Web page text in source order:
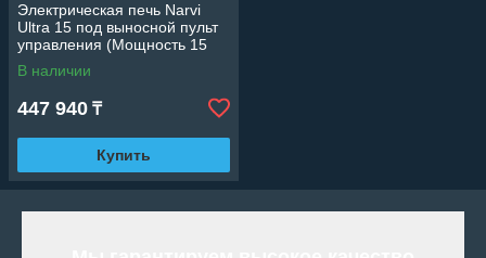
Электрическая печь Narvi
Ultra 15 под выносной пульт
управления (Мощность 15
кВт, объем 14-23 м3)
В наличии
447 940 ₸
Купить